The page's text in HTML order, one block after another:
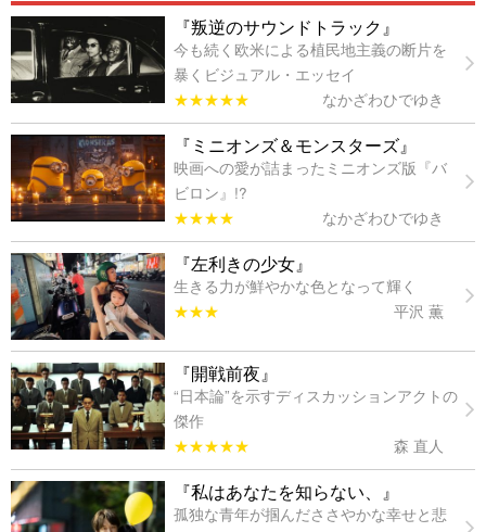
『叛逆のサウンドトラック』
今も続く欧米による植民地主義の断片を
暴くビジュアル・エッセイ
★★★★★
なかざわひでゆき
『ミニオンズ＆モンスターズ』
映画への愛が詰まったミニオンズ版『バ
ビロン』!?
★★★★
なかざわひでゆき
『左利きの少女』
生きる力が鮮やかな色となって輝く
★★★
平沢 薫
『開戦前夜』
“日本論”を示すディスカッションアクトの
傑作
★★★★★
森 直人
『私はあなたを知らない、』
孤独な青年が掴んだささやかな幸せと悲